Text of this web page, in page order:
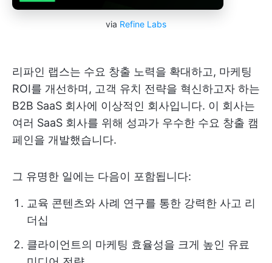
via Refine Labs
리파인 랩스는 수요 창출 노력을 확대하고, 마케팅
ROI를 개선하며, 고객 유치 전략을 혁신하고자 하는
B2B SaaS 회사에 이상적인 회사입니다. 이 회사는
여러 SaaS 회사를 위해 성과가 우수한 수요 창출 캠
페인을 개발했습니다.
그 유명한 일에는 다음이 포함됩니다:
교육 콘텐츠와 사례 연구를 통한 강력한 사고 리
더십
클라이언트의 마케팅 효율성을 크게 높인 유료